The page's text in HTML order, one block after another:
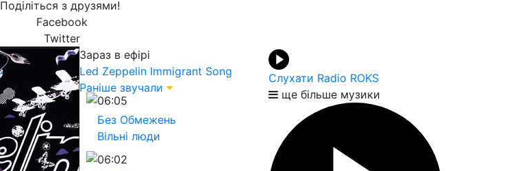
Поділіться з друзями!
Facebook
Twitter
Зараз в ефірі
Led Zeppelin Immigrant Song
Раніше звучали
06:05
Без Обмежень
Вільні люди
06:02
Слухати Radio ROKS
ще більше музики